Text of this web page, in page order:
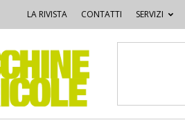
LA RIVISTA CONTATTI SERVIZI